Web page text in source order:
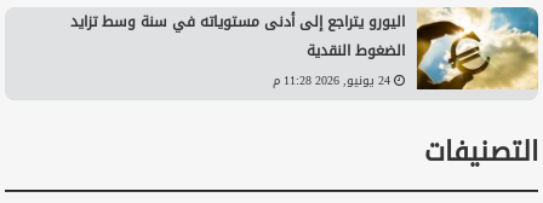
اليورو يتراجع إلى أدنى مستوياته في سنة وسط تزايد
الضغوط النقدية
24 يونيو, 2026 11:28 م
التصنيفات